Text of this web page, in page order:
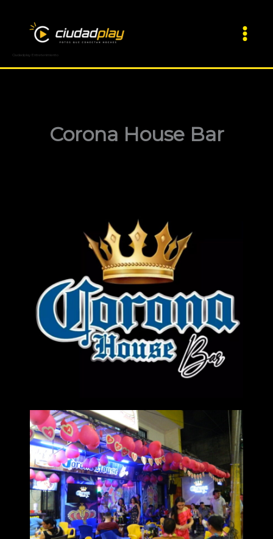
contenido
Ciudadplay Entretenimiento
Corona House Bar